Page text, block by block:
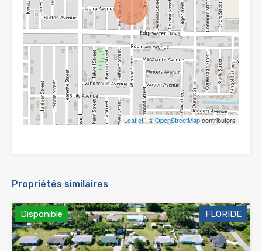
Leaflet| ©OpenStreetMapcontributors
Propriétés similaires
Disponible FLORIDE